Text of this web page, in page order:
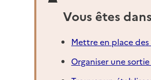
Vous êtes
Mettre en place
Organiser une